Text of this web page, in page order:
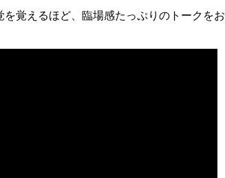
覚えるほど、臨場感たっぷりのトークをお